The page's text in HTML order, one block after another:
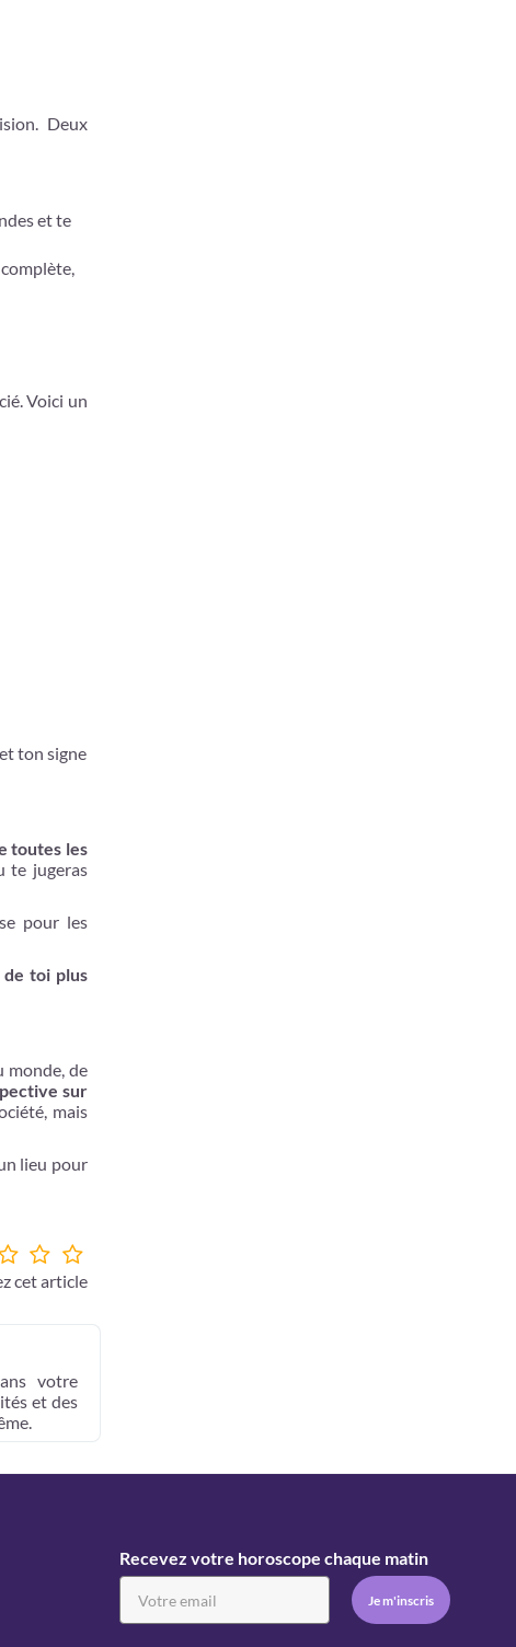
Deux
et te
Voici un
ton signe
toutes les
te jugeras
pour les
toi plus
monde, de
sur
mais
lieu pour
cet article
votre
et des
Recevez votre horoscope chaque matin